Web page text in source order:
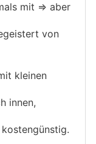
mit => aber
von
kleinen
innen,